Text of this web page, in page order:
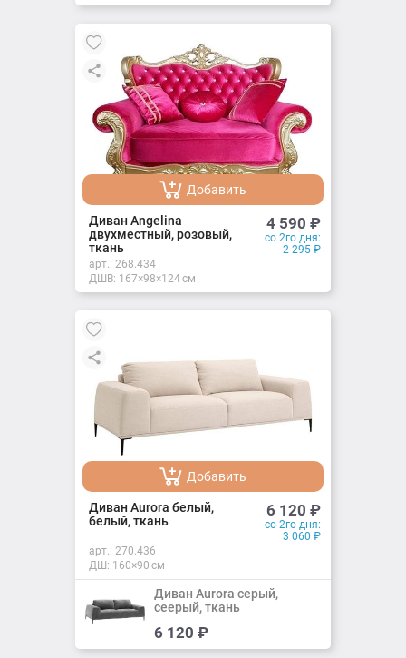
Добавить
Добавлено
Диван Angelina
двухместный, розовый,
ткань
4 590 ₽
со 2го дня:
2 295 ₽
арт.: 268.434
ДШВ: 167×98×124 см
Добавить
Добавлено
Диван Aurora белый,
белый, ткань
6 120 ₽
со 2го дня:
3 060 ₽
арт.: 270.436
ДШ: 160×90 см
Добавить
Добавлено
Диван Aurora серый,
сеерый, ткань
6 120 ₽